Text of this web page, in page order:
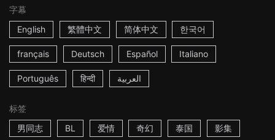
字幕
English
繁體中文 简体中文 한국어
français Deutsch Español Italiano
Português हिन्दी العربية
标签
男同志
BL 爱情 奇幻 泰国 影集